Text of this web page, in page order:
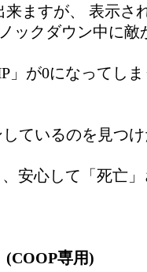
来ますが、 表示さ
ックダウン中に敵
」が0になってし
ているのを見つ
、安心して「死亡
専用)